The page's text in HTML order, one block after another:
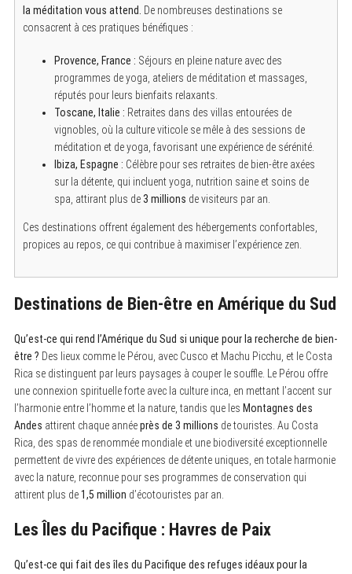
la méditation vous attend.
De nombreuses destinations se
consacrent à ces pratiques bénéfiques :
Provence, France : Séjours en pleine nature avec des
programmes de yoga, ateliers de méditation et massages,
réputés pour leurs bienfaits relaxants.
Toscane, Italie : Retraites dans des villas entourées de
vignobles, où la culture viticole se mêle à des sessions de
méditation et de yoga, favorisant une expérience de sérénité.
Ibiza, Espagne : Célèbre pour ses retraites de bien-être axées
sur la détente, qui incluent yoga, nutrition saine et soins de
spa, attirant plus de3 millions de visiteurs par an.
Ces destinations offrent également des hébergements confortables,
propices au repos, ce qui contribue à maximiser l’expérience zen.
Destinations de Bien-être en Amérique du Sud
Qu’est-ce qui rend l’Amérique du Sud si unique pour la recherche de bien-
être ? Des lieux comme le Pérou, avec Cusco et Machu Picchu, et le Costa
Rica se distinguent par leurs paysages à couper le souffle. Le Pérou offre
une connexion spirituelle forte avec la culture inca, en mettant l’accent sur
l’harmonie entre l’homme et la nature, tandis que les Montagnes des
Andes attirent chaque annéeprès de 3 millions de touristes. Au Costa
Rica, des spas de renommée mondiale et une biodiversité exceptionnelle
permettent de vivre des expériences de détente uniques, en totale harmonie
avec la nature, reconnue pour ses programmes de conservation qui
attirent plus de1,5 million d’écotouristes par an.
Les Îles du Pacifique : Havres de Paix
Qu’est-ce qui fait des îles du Pacifique des refuges idéaux pour la
S
e
r
c
h
o
r